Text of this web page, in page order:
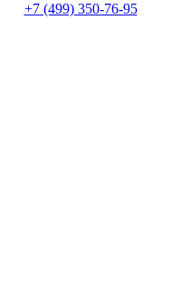
+7 (499) 350-76-95